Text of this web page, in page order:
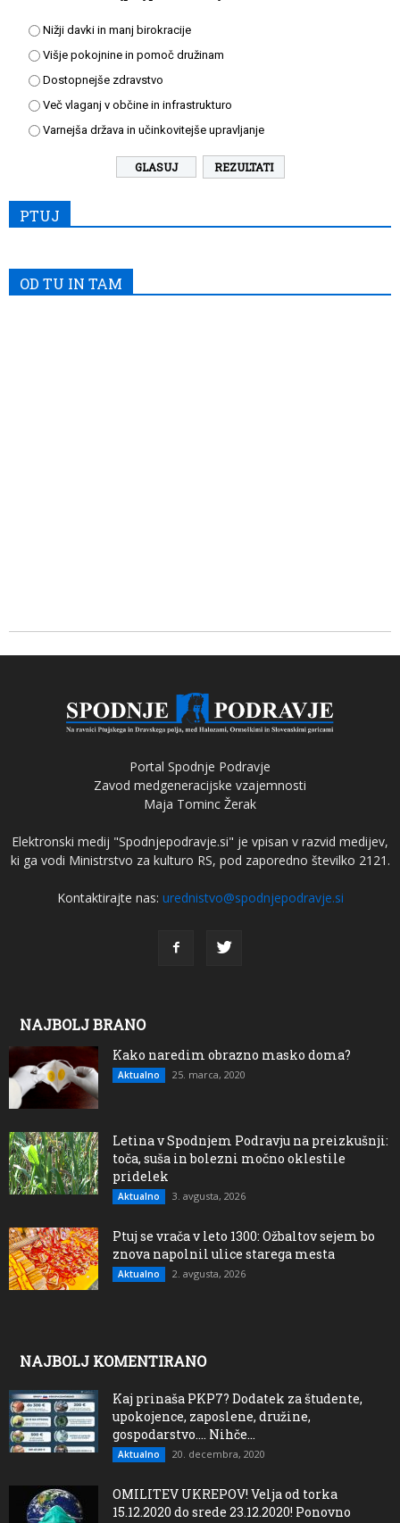
Nižji davki in manj birokracije
Višje pokojnine in pomoč družinam
Dostopnejše zdravstvo
Več vlaganj v občine in infrastrukturo
Varnejša država in učinkovitejše upravljanje
REZULTATI
PTUJ
OD TU IN TAM
Portal Spodnje Podravje
Zavod medgeneracijske vzajemnosti
Maja Tominc Žerak
Elektronski medij "Spodnjepodravje.si" je vpisan v razvid medijev,
ki ga vodi Ministrstvo za kulturo RS, pod zaporedno številko 2121.
Kontaktirajte nas: urednistvo@spodnjepodravje.si
NAJBOLJ BRANO
Kako naredim obrazno masko doma?
Aktualno 25. marca, 2020
Letina v Spodnjem Podravju na preizkušnji:
toča, suša in bolezni močno oklestile
pridelek
Aktualno 3. avgusta, 2026
Ptuj se vrača v leto 1300: Ožbaltov sejem bo
znova napolnil ulice starega mesta
Aktualno 2. avgusta, 2026
NAJBOLJ KOMENTIRANO
Kaj prinaša PKP7? Dodatek za študente,
upokojence, zaposlene, družine,
gospodarstvo…. Nihče...
Aktualno 20. decembra, 2020
OMILITEV UKREPOV! Velja od torka
15.12.2020 do srede 23.12.2020! Ponovno